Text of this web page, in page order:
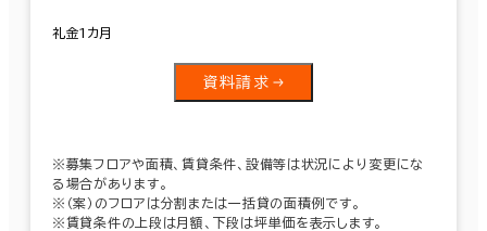
礼金1カ月
資料請求
※募集フロアや面積、賃貸条件、設備等は状況により変更にな
る場合があります。
※（案）のフロアは分割または一括貸の面積例です。
※賃貸条件の上段は月額、下段は坪単価を表示します。